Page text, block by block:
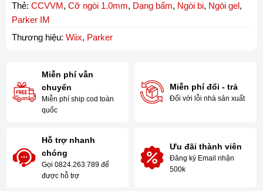
Thẻ: CCVVM, Cỡ ngòi 1.0mm, Dạng bấm, Ngòi bi, Ngòi gel,
Parker IM
Thương hiệu: Wiix, Parker
Miễn phí vẫn
chuyển
Miễn phí ship cod toàn
quốc
Miễn phí đổi - trả
Đối với lỗi nhà sản xuất
Hỗ trợ nhanh
chóng
Gọi 0824.263.789 để
được hỗ trợ
Ưu đãi thành viên
Đăng ký Email nhận
500k